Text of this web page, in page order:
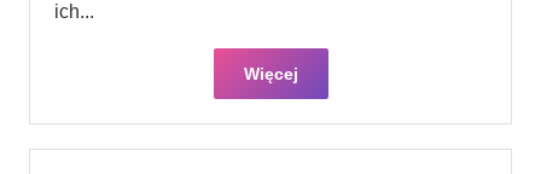
ich...
Więcej